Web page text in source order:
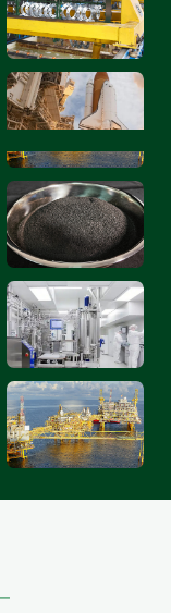
उत्पादन की
हाइड्रोजन
चूँकि यह
को इरिडियम,
रहना पड़ता
ज़्यादा है।
है जहाँ त्वरित
करना पड़ता
ऊर्जा खपत सबसे कम
जीवन क्षारीय
और रखरखाव
अनुप्रयोगों
अनुकूलित